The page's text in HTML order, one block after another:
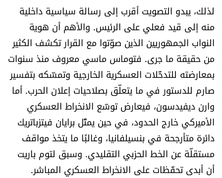
منوّعات
حظّك اليوم
للتاريخ
فيديو
من نحن
للتواصل معنا
لذلك، يبدو التصويت أقرب إلى رسالة سياسية داخلية
منه إلى قيد فعلي على الرئيس. والأهم أن هوية
النواب الجمهوريين الذين صوّتوا مع القرار تكشف الكثير
من حقيقة ما جرى. فتوماس ماسي معروف منذ سنوات
بمعارضته للتدخّلات العسكرية الخارجية وتمسّكه بتفسير
صارم للدستور في ما يتعلّق بصلاحيات إعلان الحرب. أما
وارن ديفيدسون، فيعارض توسّع الانخراط العسكري
الأميركي خارج الحدود، في حين يمثّل برايان فيتزباتريك
دائرة متأرجحة في بنسيلفانيا، وغالبًا ما يتخذ مواقف
مستقلّة عن الخط الحزبي التقليدي. وسبق لتوم باريت
أن أبدى تحفّظات على الانخراط العسكري المباشر.